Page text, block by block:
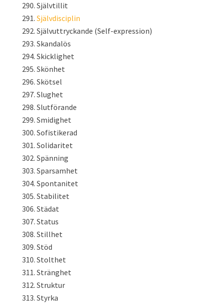
Självtillit
Självdisciplin
Självuttryckande (Self-expression)
Skandalös
Skicklighet
Skönhet
Skötsel
Slughet
Slutförande
Smidighet
Sofistikerad
Solidaritet
Spänning
Sparsamhet
Spontanitet
Stabilitet
Städat
Status
Stillhet
Stöd
Stolthet
Stränghet
Struktur
Styrka